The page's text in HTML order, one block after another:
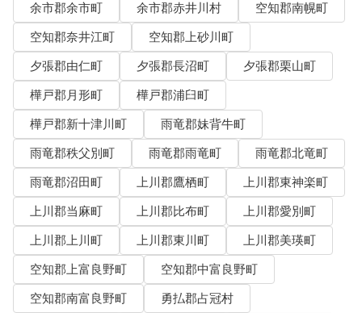
余市郡余市町
余市郡赤井川村
空知郡南幌町
空知郡奈井江町
空知郡上砂川町
夕張郡由仁町
夕張郡長沼町
夕張郡栗山町
樺戸郡月形町
樺戸郡浦臼町
樺戸郡新十津川町
雨竜郡妹背牛町
雨竜郡秩父別町
雨竜郡雨竜町
雨竜郡北竜町
雨竜郡沼田町
上川郡鷹栖町
上川郡東神楽町
上川郡当麻町
上川郡比布町
上川郡愛別町
上川郡上川町
上川郡東川町
上川郡美瑛町
空知郡上富良野町
空知郡中富良野町
空知郡南富良野町
勇払郡占冠村